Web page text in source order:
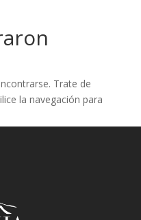
Trate de
la navegación para